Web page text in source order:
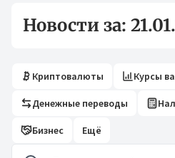
Новости за:
Криптовалюты Курсы
Денежные переводы
Бизнес Ещё